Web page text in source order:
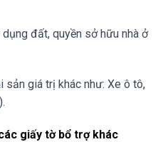
đất, quyền sở hữu nhà ở
sản giá trị khác như: Xe ô tô,
giấy tờ bổ trợ khác